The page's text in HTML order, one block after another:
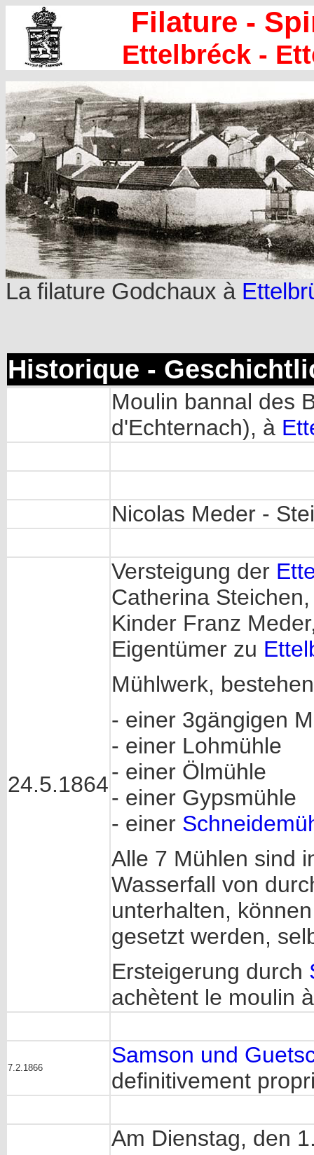
Filature -
Ettelbréck -
La filature Godchaux à
Historique -
Moulin bannal des
d'Echternach), à
Nicolas Meder -
24.5.1864
Versteigung der
Catherina
Kinder Franz
Eigentümer zu
Mühlwerk,
- einer 3gängigen
- einer Lohmühle
- einer Ölmühle
- einer Gypsmühle
- einer
Alle 7 Mühlen sind
Wasserfall von
unterhalten,
gesetzt werden,
Ersteigerung durch
achètent le moulin
7.2.1866
Samson und
definitivement
Am Dienstag, den